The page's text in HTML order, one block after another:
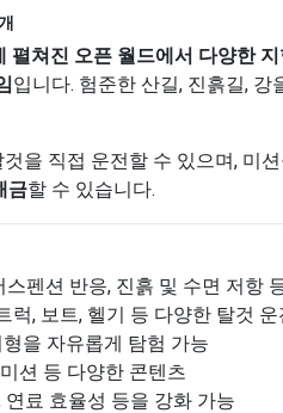
펼쳐진 오픈 월드에서 다양한
입니다. 험준한 산길, 진흙길,
을 직접 운전할 수 있으며, 미
금할 수 있습니다.
스펜션 반응, 진흙 및 수면 저항
럭, 보트, 헬기 등 다양한 탈것 운
을 자유롭게 탐험 가능
션 등 다양한 콘텐츠
연료 효율성 등을 강화 가능